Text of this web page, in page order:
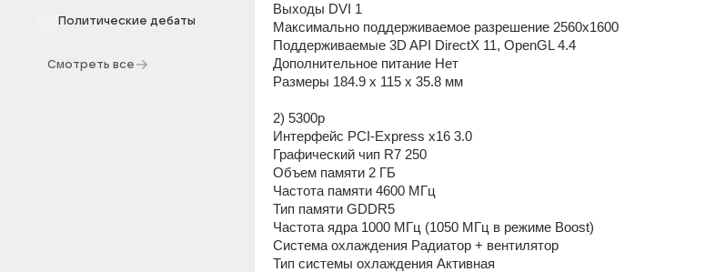
Политические дебаты
Смотреть все
Выходы DVI 1
Максимально поддерживаемое разрешение 2560x1600
Поддерживаемые 3D API DirectX 11, OpenGL 4.4
Дополнительное питание Нет
Размеры 184.9 x 115 x 35.8 мм
2) 5300р
Интерфейс PCI-Express x16 3.0
Графический чип R7 250
Объем памяти 2 ГБ
Частота памяти 4600 МГц
Тип памяти GDDR5
Частота ядра 1000 МГц (1050 МГц в режиме Boost)
Система охлаждения Радиатор + вентилятор
Тип системы охлаждения Активная